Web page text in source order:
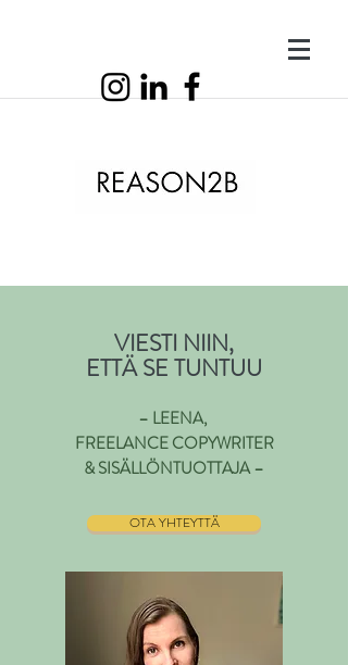
VIESTI NIIN,
ETTÄ SE TUNTUU
– LEENA,
FREELANCE COPYWRITER
& SISÄLLÖNTUOTTAJA –
OTA YHTEYTTÄ